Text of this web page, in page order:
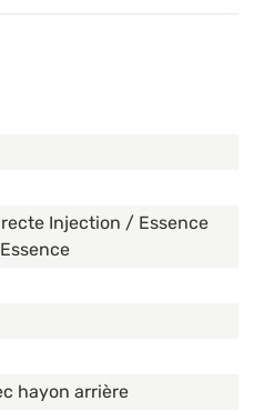
Injection / Essence
hayon arrière